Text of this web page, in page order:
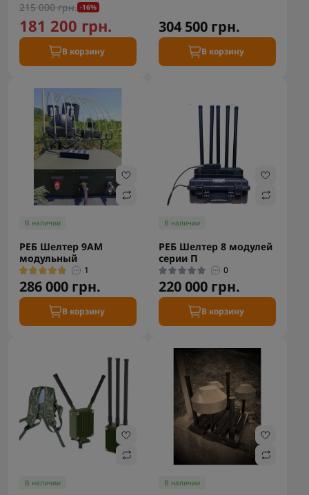
215 000 грн. -16%
181 200 грн.
В корзину
304 500 грн.
В корзину
В наличии
РЕБ Шелтер 9АМ
модульный
1
286 000 грн.
В корзину
В наличии
РЕБ Шелтер 8 модулей
серии П
0
220 000 грн.
В корзину
В наличии В наличии